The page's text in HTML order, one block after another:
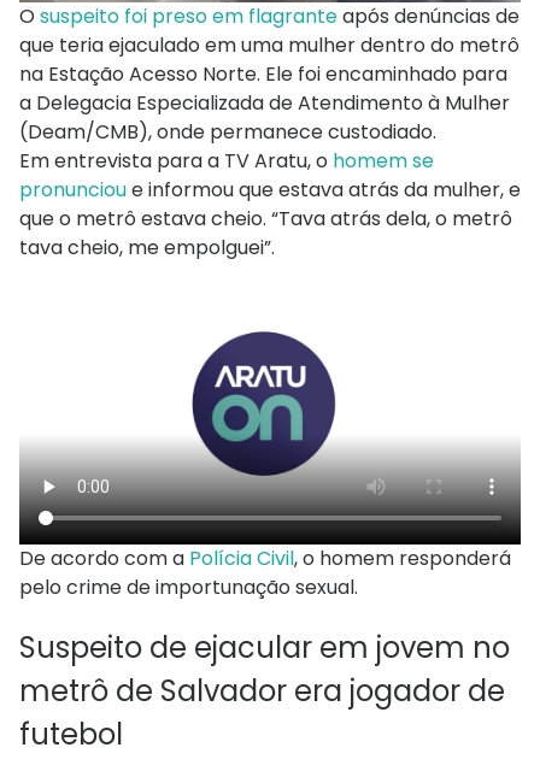
O suspeito foi preso em flagranteapós denúncias de
que teria ejaculado em uma mulher dentro do metrô
na Estação Acesso Norte. Ele foi encaminhado para
a Delegacia Especializada de Atendimento à Mulher
(Deam/CMB), onde permanece custodiado.
Em entrevista para a TV Aratu, o homem se
pronuncioue informou que estava atrás da mulher, e
que o metrô estava cheio. “Tava atrás dela, o metrô
tava cheio, me empolguei”.
De acordo com a Polícia Civil, o homem responderá
pelo crime de importunação sexual.
Suspeito de ejacular em jovem no
metrô de Salvador era jogador de
futebol